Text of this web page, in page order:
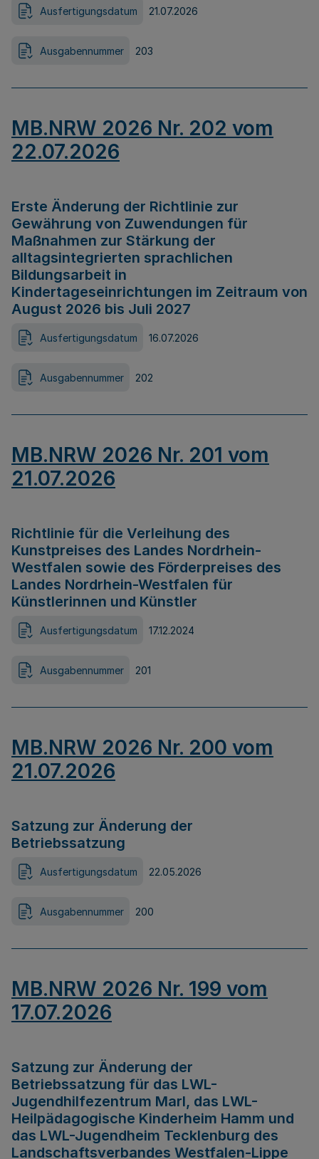
Ausfertigungsdatum 21.07.2026
Ausgabennummer 203
MB.NRW 2026 Nr. 202 vom
22.07.2026
Erste Änderung der Richtlinie zur
Gewährung von Zuwendungen für
Maßnahmen zur Stärkung der
alltagsintegrierten sprachlichen
Bildungsarbeit in
Kindertageseinrichtungen im Zeitraum von
August 2026 bis Juli 2027
Ausfertigungsdatum 16.07.2026
Ausgabennummer 202
MB.NRW 2026 Nr. 201 vom
21.07.2026
Richtlinie für die Verleihung des
Kunstpreises des Landes Nordrhein-
Westfalen sowie des Förderpreises des
Landes Nordrhein-Westfalen für
Künstlerinnen und Künstler
Ausfertigungsdatum 17.12.2024
Ausgabennummer 201
MB.NRW 2026 Nr. 200 vom
21.07.2026
Satzung zur Änderung der
Betriebssatzung
Ausfertigungsdatum 22.05.2026
Ausgabennummer 200
MB.NRW 2026 Nr. 199 vom
17.07.2026
Satzung zur Änderung der
Betriebssatzung für das LWL-
Jugendhilfezentrum Marl, das LWL-
Heilpädagogische Kinderheim Hamm und
das LWL-Jugendheim Tecklenburg des
Landschaftsverbandes Westfalen-Lippe